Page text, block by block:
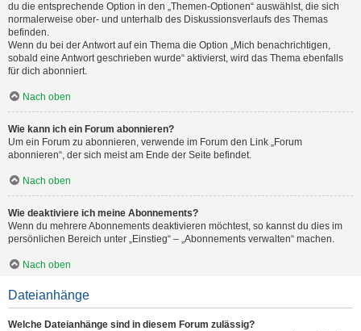
du die entsprechende Option in den „Themen-Optionen“ auswählst, die sich
normalerweise ober- und unterhalb des Diskussionsverlaufs des Themas
befinden.
Wenn du bei der Antwort auf ein Thema die Option „Mich benachrichtigen,
sobald eine Antwort geschrieben wurde“ aktivierst, wird das Thema ebenfalls
für dich abonniert.
Nach oben
Wie kann ich ein Forum abonnieren?
Um ein Forum zu abonnieren, verwende im Forum den Link „Forum
abonnieren“, der sich meist am Ende der Seite befindet.
Nach oben
Wie deaktiviere ich meine Abonnements?
Wenn du mehrere Abonnements deaktivieren möchtest, so kannst du dies im
persönlichen Bereich unter „Einstieg“ – „Abonnements verwalten“ machen.
Nach oben
Dateianhänge
Welche Dateianhänge sind in diesem Forum zulässig?